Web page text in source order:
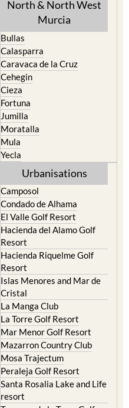
North & North West
Murcia
Bullas
Calasparra
Caravaca de la Cruz
Cehegin
Cieza
Fortuna
Jumilla
Moratalla
Mula
Yecla
Urbanisations
Camposol
Condado de Alhama
El Valle Golf Resort
Hacienda del Alamo Golf
Resort
Hacienda Riquelme Golf
Resort
Islas Menores and Mar de
Cristal
La Manga Club
La Torre Golf Resort
Mar Menor Golf Resort
Mazarron Country Club
Mosa Trajectum
Peraleja Golf Resort
Santa Rosalia Lake and Life
resort